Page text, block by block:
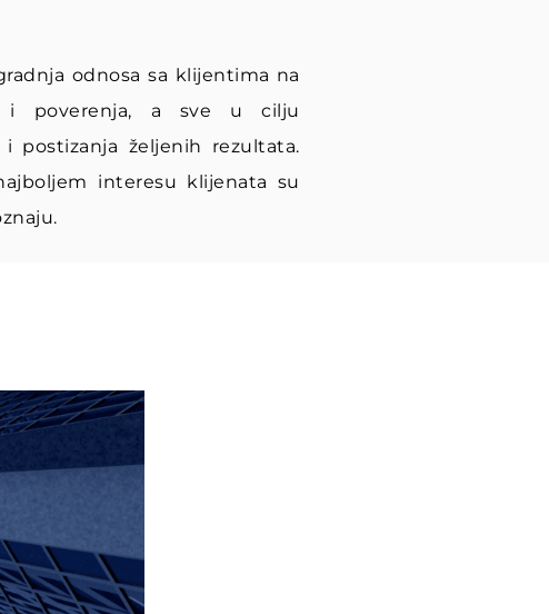
odnosa sa klijentima na
i poverenja, a sve u cilju
postizanja željenih rezultata.
interesu klijenata su